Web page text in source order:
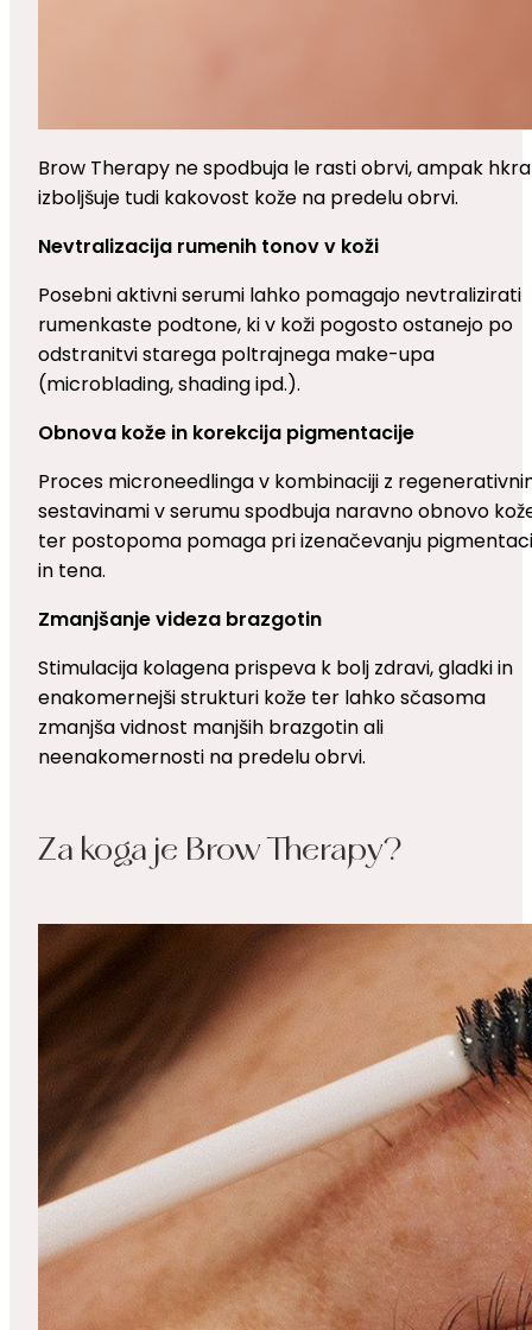
Brow Therapy ne spodbuja le rasti obrvi, ampak
izboljšuje tudi kakovost kože na predelu obrvi.
Nevtralizacija rumenih tonov v koži
Posebni aktivni serumi lahko pomagajo nevtralizirati
rumenkaste podtone, ki v koži pogosto ostanejo po
odstranitvi starega poltrajnega make-upa
(microblading, shading ipd.).
Obnova kože in korekcija pigmentacije
Proces microneedlinga v kombinaciji z
sestavinami v serumu spodbuja naravno obnovo
ter postopoma pomaga pri izenačevanju
in tena.
Zmanjšanje videza brazgotin
Stimulacija kolagena prispeva k bolj zdravi, gladki in
enakomernejši strukturi kože ter lahko sčasoma
zmanjša vidnost manjših brazgotin ali
neenakomernosti na predelu obrvi.
Za koga je Brow Therapy?